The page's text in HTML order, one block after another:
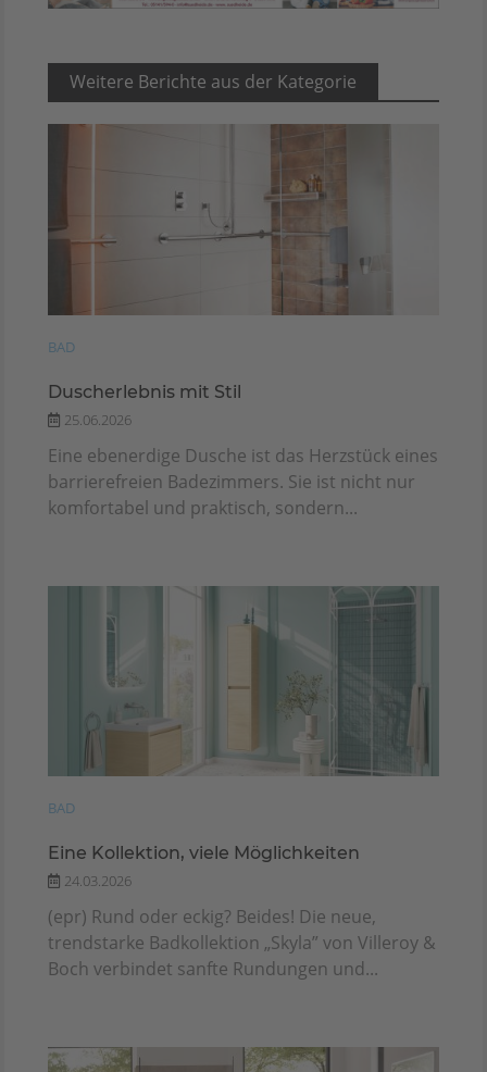
Weitere Berichte aus der Kategorie
BAD
Duscherlebnis mit Stil
25.06.2026
Eine ebenerdige Dusche ist das Herzstück eines
barrierefreien Badezimmers. Sie ist nicht nur
komfortabel und praktisch, sondern...
BAD
Eine Kollektion, viele Möglichkeiten
24.03.2026
(epr) Rund oder eckig? Beides! Die neue,
trendstarke Badkollektion „Skyla” von Villeroy &
Boch verbindet sanfte Rundungen und...